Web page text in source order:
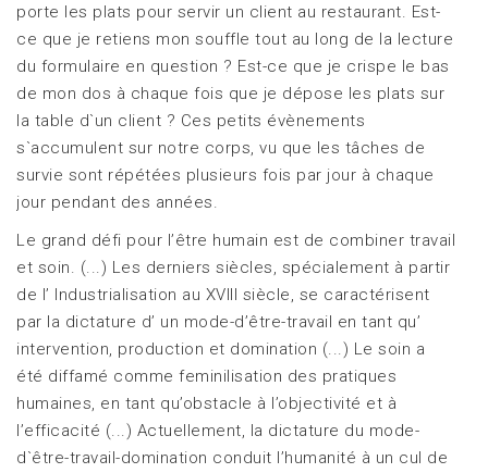
porte les plats pour servir un client au restaurant. Est-
ce que je retiens mon souffle tout au long de la lecture
du formulaire en question ? Est-ce que je crispe le bas
de mon dos à chaque fois que je dépose les plats sur
la table d`un client ? Ces petits évènements
s`accumulent sur notre corps, vu que les tâches de
survie sont répétées plusieurs fois par jour à chaque
jour pendant des années.
Le grand défi pour l’être humain est de combiner travail
et soin. (...) Les derniers siècles, spécialement à partir
de l’ Industrialisation au XVIII siècle, se caractérisent
par la dictature d’ un mode-d’être-travail en tant qu’
intervention, production et domination (...) Le soin a
été diffamé comme feminilisation des pratiques
humaines, en tant qu’obstacle à l’objectivité et à
l’efficacité (...) Actuellement, la dictature du mode-
d`être-travail-domination conduit l’humanité à un cul de